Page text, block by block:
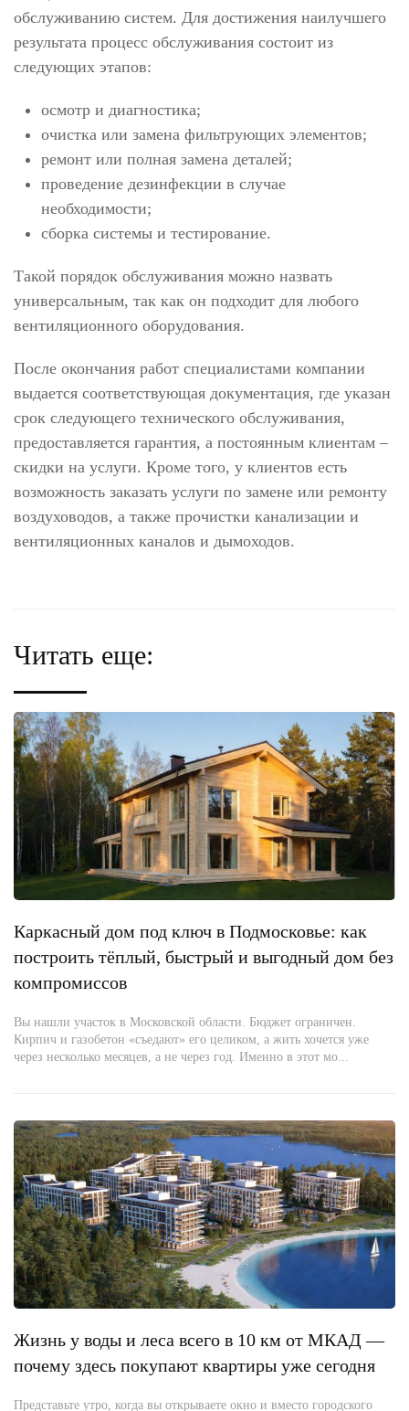
обслуживанию систем. Для достижения наилучшего
результата процесс обслуживания состоит из
следующих этапов:
осмотр и диагностика;
очистка или замена фильтрующих элементов;
ремонт или полная замена деталей;
проведение дезинфекции в случае
необходимости;
сборка системы и тестирование.
Такой порядок обслуживания можно назвать
универсальным, так как он подходит для любого
вентиляционного оборудования.
После окончания работ специалистами компании
выдается соответствующая документация, где указан
срок следующего технического обслуживания,
предоставляется гарантия, а постоянным клиентам –
скидки на услуги. Кроме того, у клиентов есть
возможность заказать услуги по замене или ремонту
воздуховодов, а также прочистки канализации и
вентиляционных каналов и дымоходов.
Читать еще:
Каркасный дом под ключ в Подмосковье: как
построить тёплый, быстрый и выгодный дом без
компромиссов
Вы нашли участок в Московской области. Бюджет ограничен.
Кирпич и газобетон «съедают» его целиком, а жить хочется уже
через несколько месяцев, а не через год. Именно в этот мо...
Жизнь у воды и леса всего в 10 км от МКАД —
почему здесь покупают квартиры уже сегодня
Представьте утро, когда вы открываете окно и вместо городского